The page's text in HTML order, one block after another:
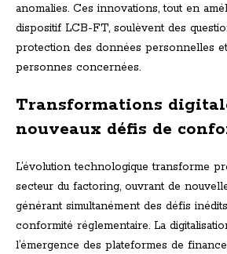
anomalies. Ces innovations, tout en
dispositif LCB-FT, soulèvent des
protection des données personnelles et
personnes concernées.
Transformations
nouveaux défis de
L’évolution technologique transforme
secteur du factoring, ouvrant de
générant simultanément des défis
conformité réglementaire. La
l’émergence des plateformes de